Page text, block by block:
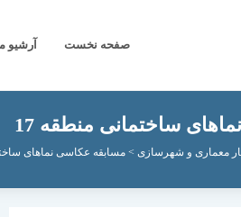
صفحه نخست آرشیو
ساختمانی منطقه 17
معماری و شهرسازی >مسابقه عکاسی نماهای